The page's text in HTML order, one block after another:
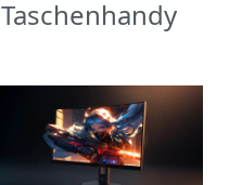
Taschenhandy